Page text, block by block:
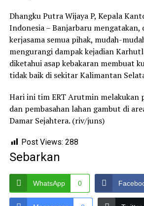
Dhangku Putra Wijaya P, Kepala
Indonesia – Banjarbaru mengatakan,
kerjasama semua pihak, mudah-
mengurangi dampak kejadian
diketahui asap kebakaran membuat
tidak baik di sekitar Kalimantan
Hari ini tim ERT Arutmin melakukan
dan pembasahan lahan gambut di
Damar Sejahtera. (riv/juns)
Post Views: 288
Sebarkan
WhatsApp 0